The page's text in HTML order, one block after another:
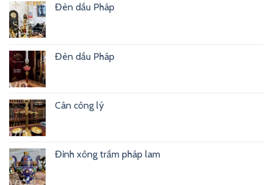
Đèn dầu Pháp
Đèn dầu Pháp
Cân công lý
Đỉnh xông trầm pháp lam